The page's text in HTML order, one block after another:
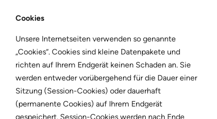
Cookies
Unsere Internetseiten verwenden so genannte
„Cookies“. Cookies sind kleine Datenpakete und
richten auf Ihrem Endgerät keinen Schaden an. Sie
werden entweder vorübergehend für die Dauer einer
Sitzung (Session-Cookies) oder dauerhaft
(permanente Cookies) auf Ihrem Endgerät
gespeichert. Session-Cookies werden nach Ende